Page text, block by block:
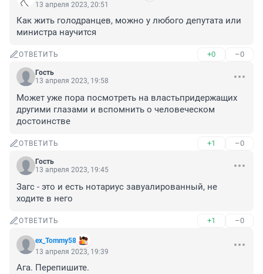
13 апреля 2023, 20:51
Как жить голодранцев, можно у любого депутата или
министра научится
ОТВЕТИТЬ +0 –0
Гость
13 апреля 2023, 19:58
Может уже пора посмотреть на властьпридержащих
другими глазами и вспомнить о человеческом
достоинстве
ОТВЕТИТЬ +1 –0
Гость
13 апреля 2023, 19:45
Загс - это и есть нотариус завуалированный, не
ходите в него
ОТВЕТИТЬ +1 –0
ex_Tommy58
13 апреля 2023, 19:39
Ага. Перепишите.